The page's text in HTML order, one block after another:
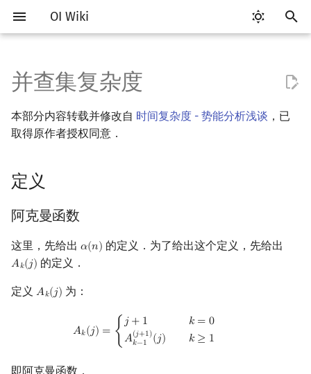
OI Wiki
入
以
开
搜
Getting Started
关于本项目
数学符号表
F.A.Q.
致谢
比赛相关简介
赛事
技巧
出题
工具软件简介
代码编辑工具
Dev-C++
编译器
WSL (Windows 10)
Special Judge
Testlib
语言基础简介
C++ 基础
文件操作
Lambda 表达式
Pascal 转 C++ 急救
Python 速成
Java 进阶
算法基础简介
复杂度
贪心
排序
归并排序
前缀和 & 差分
二分
搜索部分简介
DFS（搜索）
A*
迭代加深搜索
回溯法
动态规划部分简介
动态规划基础
DAG 上的 DP
树形 DP
数位 DP
字符串部分简介
字符串基础
字典树 (Trie)
前缀函数与 KMP 算法
Boyer–Moore 算法
Z 函数（扩展 KMP）
数学部分简介
布尔代数
高精度计算
快速幂
弧度制与坐标系
裴蜀定理 & 一次不定方程
多项式多点求值|快速插值
贝尔数
线性基
定义
阿克曼函数
find(a) 操作
为何并查集会被卡
关于启发式合并
堆简介
二叉堆
分块思想
块状数组
线段树基础
线段树合并 & 分裂
值
二叉搜索树 & 平衡树
Treap
笛卡尔树
Size Balanced Tree
红黑树
可持久化数据结构简介
可持久化线段树
可持久化可并堆
线段树套线段树
平衡树套线段树
Link Cut Tree
全局平衡二叉树
图论部分简介
图论相关概念
树上问题
虚树
有向无环图
最短路问题
计算几何部分简介
二维计算几何基础
三角剖分
凸包
旋转卡壳
杂项简介
离散化
随机化
悬线法
有限状态自动机
计算理论基础
RMQ
并查集应用
并查集复杂度
本部分内容转载并修改自 时间复杂度 - 势能分析浅谈 ，已
取得原作者授权同意．
定义
阿克曼函数
这里，先给出 𝛼(𝑛)
α(n) 的定义．为了给出这个定义，先给出
𝐴𝑘(𝑗)
Ak(j) 的定义．
定义 𝐴𝑘(𝑗)
Ak(j) 为：
𝐴𝑘(𝑗) = {
𝑗 + 1 𝑘 = 0
𝐴(𝑗+1)
𝑘−1 (𝑗) 𝑘 ≥ 1
={ j+ 1k =0 1)( j)k≥
即阿克曼函数．